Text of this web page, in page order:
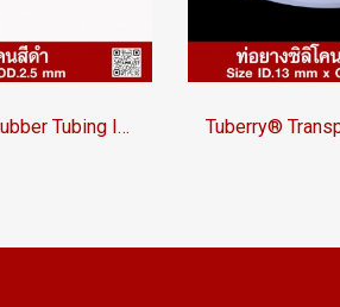
Black Silicone Rubber Tubing ID.1 x OD.2.5 mm